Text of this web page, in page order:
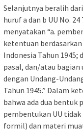
Selanjutnya beralih
huruf a dan b UU No.
menyatakan “a.
ketentuan
Indonesia Tahun
pasal, dan/atau
dengan Undang-
Tahun 1945.” Dalam
bahwa ada dua bentuk
pembentukan UU
formil) dan materi